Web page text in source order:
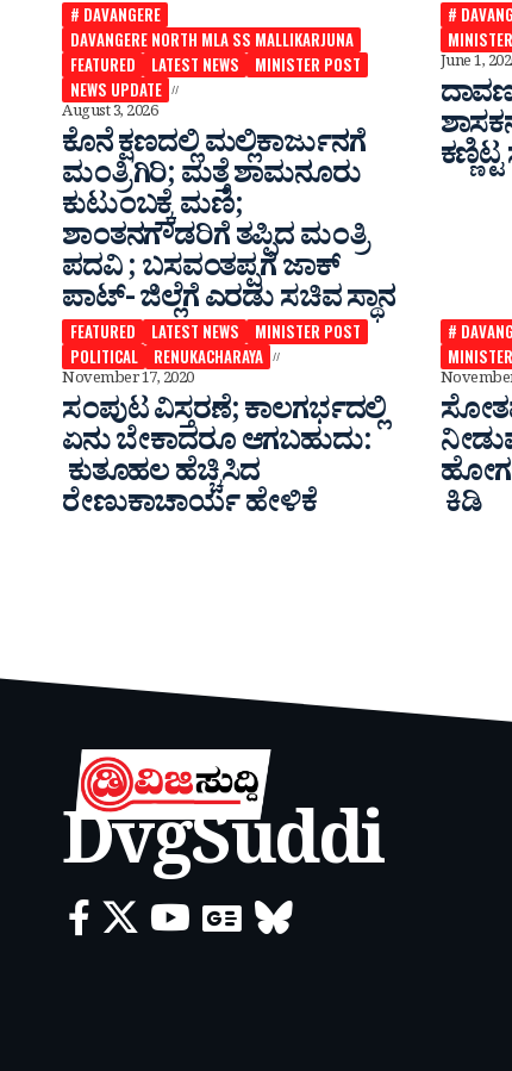
# DAVANGERE
DAVANGERE NORTH MLA SS MALLIKARJUNA
FEATURED
LATEST NEWS
MINISTER POST
NEWS UPDATE
August 3, 2026
ಕೊನೆ ಕ್ಷಣದಲ್ಲಿ ಮಲ್ಲಿಕಾರ್ಜುನಗೆ
ಮಂತ್ರಿಗಿರಿ; ಮತ್ತೆ ಶಾಮನೂರು
ಕುಟುಂಬಕ್ಕೆ ಮಣಿ;
ಶಾಂತನಗೌಡರಿಗೆ ತಪ್ಪಿದ ಮಂತ್ರಿ
ಪದವಿ ; ಬಸವಂತಪ್ಪಗೆ ಜಾಕ್
ಪಾಟ್- ಜಿಲ್ಲೆಗೆ ಎರಡು ಸಚಿವ ಸ್ಥಾನ
#
June 1,
FEATURED LATEST NEWS
MINISTER POST
POLITICAL
RENUKACHARAYA
November 17, 2020
ಸಂಪುಟ ವಿಸ್ತರಣೆ; ಕಾಲಗರ್ಭದಲ್ಲಿ
ಏನು ಬೇಕಾದರೂ ಆಗಬಹುದು:
ಕುತೂಹಲ ಹೆಚ್ಚಿಸಿದ
ರೇಣುಕಾಚಾರ್ಯ ಹೇಳಿಕೆ
#
ಕಿಡಿ
DvgSuddi